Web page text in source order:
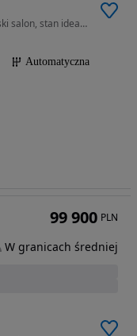
1499 cm3 • 136 KM • pierwszy właściciel, polski salon, stan idealny, +opony zimowe
Automatyczna
99 900 PLN
W granicach średniej